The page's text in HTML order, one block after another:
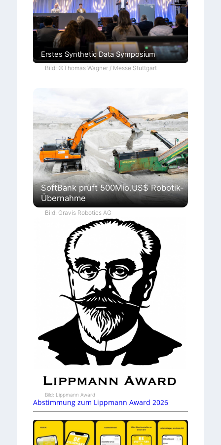
Erstes Synthetic Data Symposium
Bild: ©Thomas Wagner / Messe Stuttgart
SoftBank prüft 500Mio.US$ Robotik-
Übernahme
Bild: Gravis Robotics AG
Bild: Lippmann Award
Abstimmung zum Lippmann Award 2026